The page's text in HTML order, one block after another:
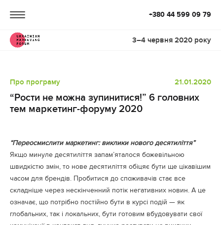
+380 44 599 09 79
3–4 червня 2020 року
Про програму 21.01.2020
“Рости не можна зупинитися!” 6 головних
тем маркетинг-форуму 2020
“Переосмислити маркетинг: виклики нового десятиліття”
Якщо минуле десятиліття запам’яталося божевільною
швидкістю змін, то нове десятиліття обіцяє бути ще цікавішим
часом для брендів. Пробитися до споживачів стає все
складніше через нескінченний потік негативних новин. А це
означає, що потрібно постійно бути в курсі подій — як
глобальних, так і локальних, бути готовим вбудовувати свої